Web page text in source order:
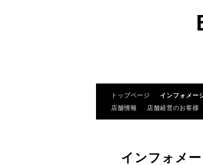
トップページ インフォメー
店舗情報
店舗経営のお客様
インフォメ